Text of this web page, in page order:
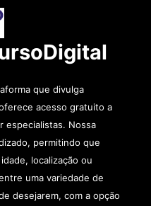
que divulga
acesso gratuito a
especialistas. Nossa
permitindo que
localização ou
uma variedade de
desejarem, com a opção